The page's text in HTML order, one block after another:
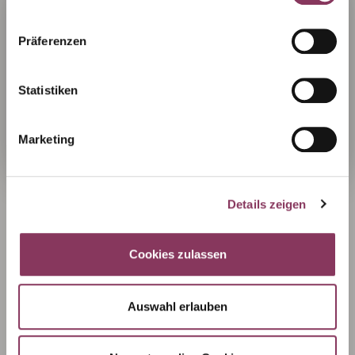
Präferenzen
Statistiken
Marketing
Details zeigen
Cookies zulassen
Auswahl erlauben